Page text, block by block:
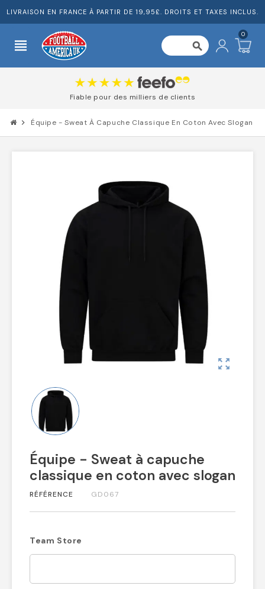
LIVRAISON EN FRANCE À PARTIR DE 19,95£. DROITS ET TAXES INCLUS.
view_headline search
0
Fiable pour des milliers de clients
chevron_right Équipe - Sweat À Capuche Classique En Coton Avec Slogan
zoom_out_map
Équipe - Sweat à capuche
classique en coton avec slogan
RÉFÉRENCE GD067
Team Store